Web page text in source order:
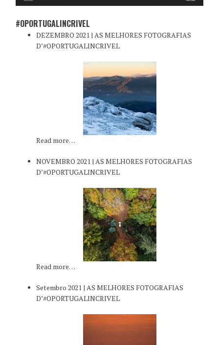
#OPORTUGALINCRIVEL
DEZEMBRO 2021 | AS MELHORES FOTOGRAFIAS
D’#OPORTUGALINCRIVEL
Read more…
NOVEMBRO 2021 | AS MELHORES FOTOGRAFIAS
D’#OPORTUGALINCRIVEL
Read more…
Setembro 2021 | AS MELHORES FOTOGRAFIAS
D’#OPORTUGALINCRIVEL